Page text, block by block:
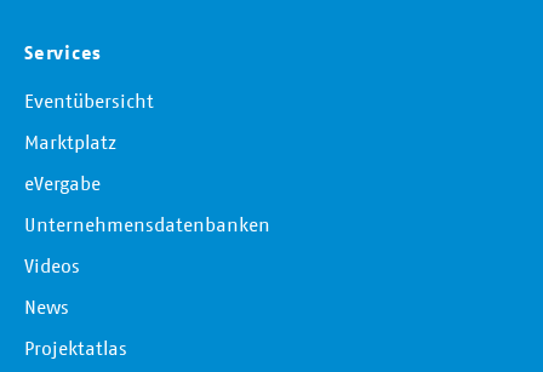
Services
Eventübersicht
Marktplatz
eVergabe
Unternehmensdatenbanken
Videos
News
Projektatlas